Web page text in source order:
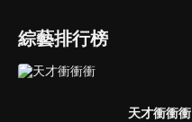
綜藝排行榜
天才衝衝衝